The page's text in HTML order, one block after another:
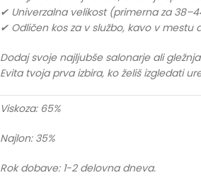
✔ Univerzalna velikost (primerna za
✔ Odličen kos za v službo, kavo v mestu
Dodaj svoje najljubše salonarje ali
Evita tvoja prva izbira, ko želiš izgledati
Viskoza: 65%
Najlon: 35%
Rok dobave: 1-2 delovna dneva.